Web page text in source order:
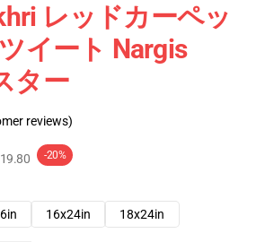
レッドカーペッ
イート Nargis
ター
reviews)
-20%
16x24in 18x24in